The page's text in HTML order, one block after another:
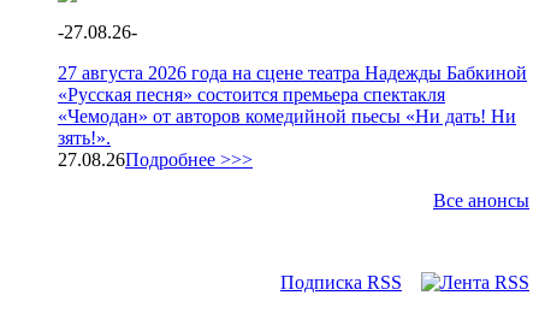
-27.08.26-
27 августа 2026 года на сцене театра Надежды Бабкиной
«Русская песня» состоится премьера спектакля
«Чемодан» от авторов комедийной пьесы «Ни дать! Ни
зять!».
27.08.26Подробнее >>>
Все анонсы
Подписка RSS